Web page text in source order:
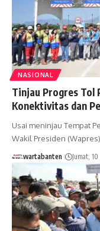
NASIONAL
Tinjau Progres Tol
Konektivitas dan
Usai meninjau Tempat
Wakil Presiden
wartabanten Jumat,